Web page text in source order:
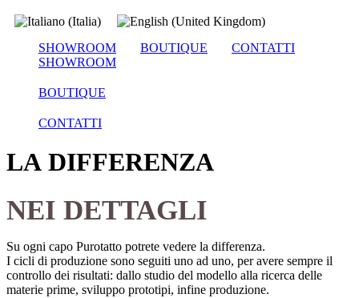
SHOWROOM BOUTIQUE
CONTATTI
SHOWROOM
BOUTIQUE
CONTATTI
LA DIFFERENZA
NEI DETTAGLI
Su ogni capo Purotatto potrete vedere la differenza.
I cicli di produzione sono seguiti uno ad uno, per avere sempre il
controllo dei risultati: dallo studio del modello alla ricerca delle
materie prime, sviluppo prototipi, infine produzione.